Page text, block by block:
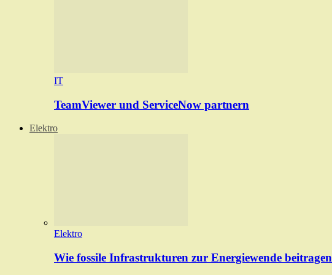
IT
TeamViewer und ServiceNow partnern
Elektro
Elektro
Wie fossile Infrastrukturen zur Energiewende beitragen